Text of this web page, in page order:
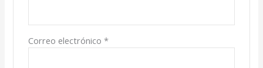
Correo electrónico *